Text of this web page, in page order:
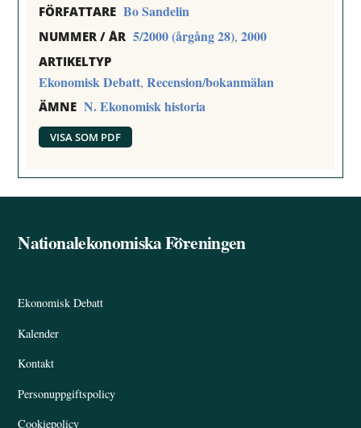
FÖRFATTARE Bo Sandelin
NUMMER / ÅR 5/2000 (årgång 28),2000
ARTIKELTYP
Ekonomisk Debatt,Recension/bokanmälan
ÄMNE N. Ekonomisk historia
VISA SOM PDF
Back
Nationalekonomiska Föreningen
Ekonomisk Debatt
Kalender
Kontakt
Personuppgiftspolicy
Cookiepolicy